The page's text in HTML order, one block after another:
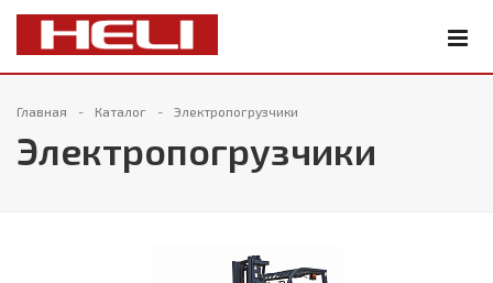
Главная Каталог Электропогрузчики
Электропогрузчики